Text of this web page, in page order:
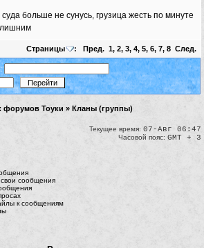
суда больше не сунусь, грузица жесть по минуте
Страницы : Пред. 1, 2, 3, 4, 5, 6, 7, 8 След.
форумов Тоуки » Кланы (группы)
Текущее время: 07-Авг 06:47
Часовой пояс: GMT + 3
сообщения
к сообщениям